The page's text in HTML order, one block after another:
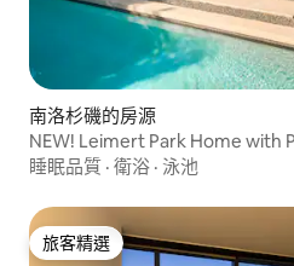
南洛杉磯的房源
NEW! Leimert Park Home with
睡眠品質 · 衛浴 · 泳池
旅客精選
旅客精選